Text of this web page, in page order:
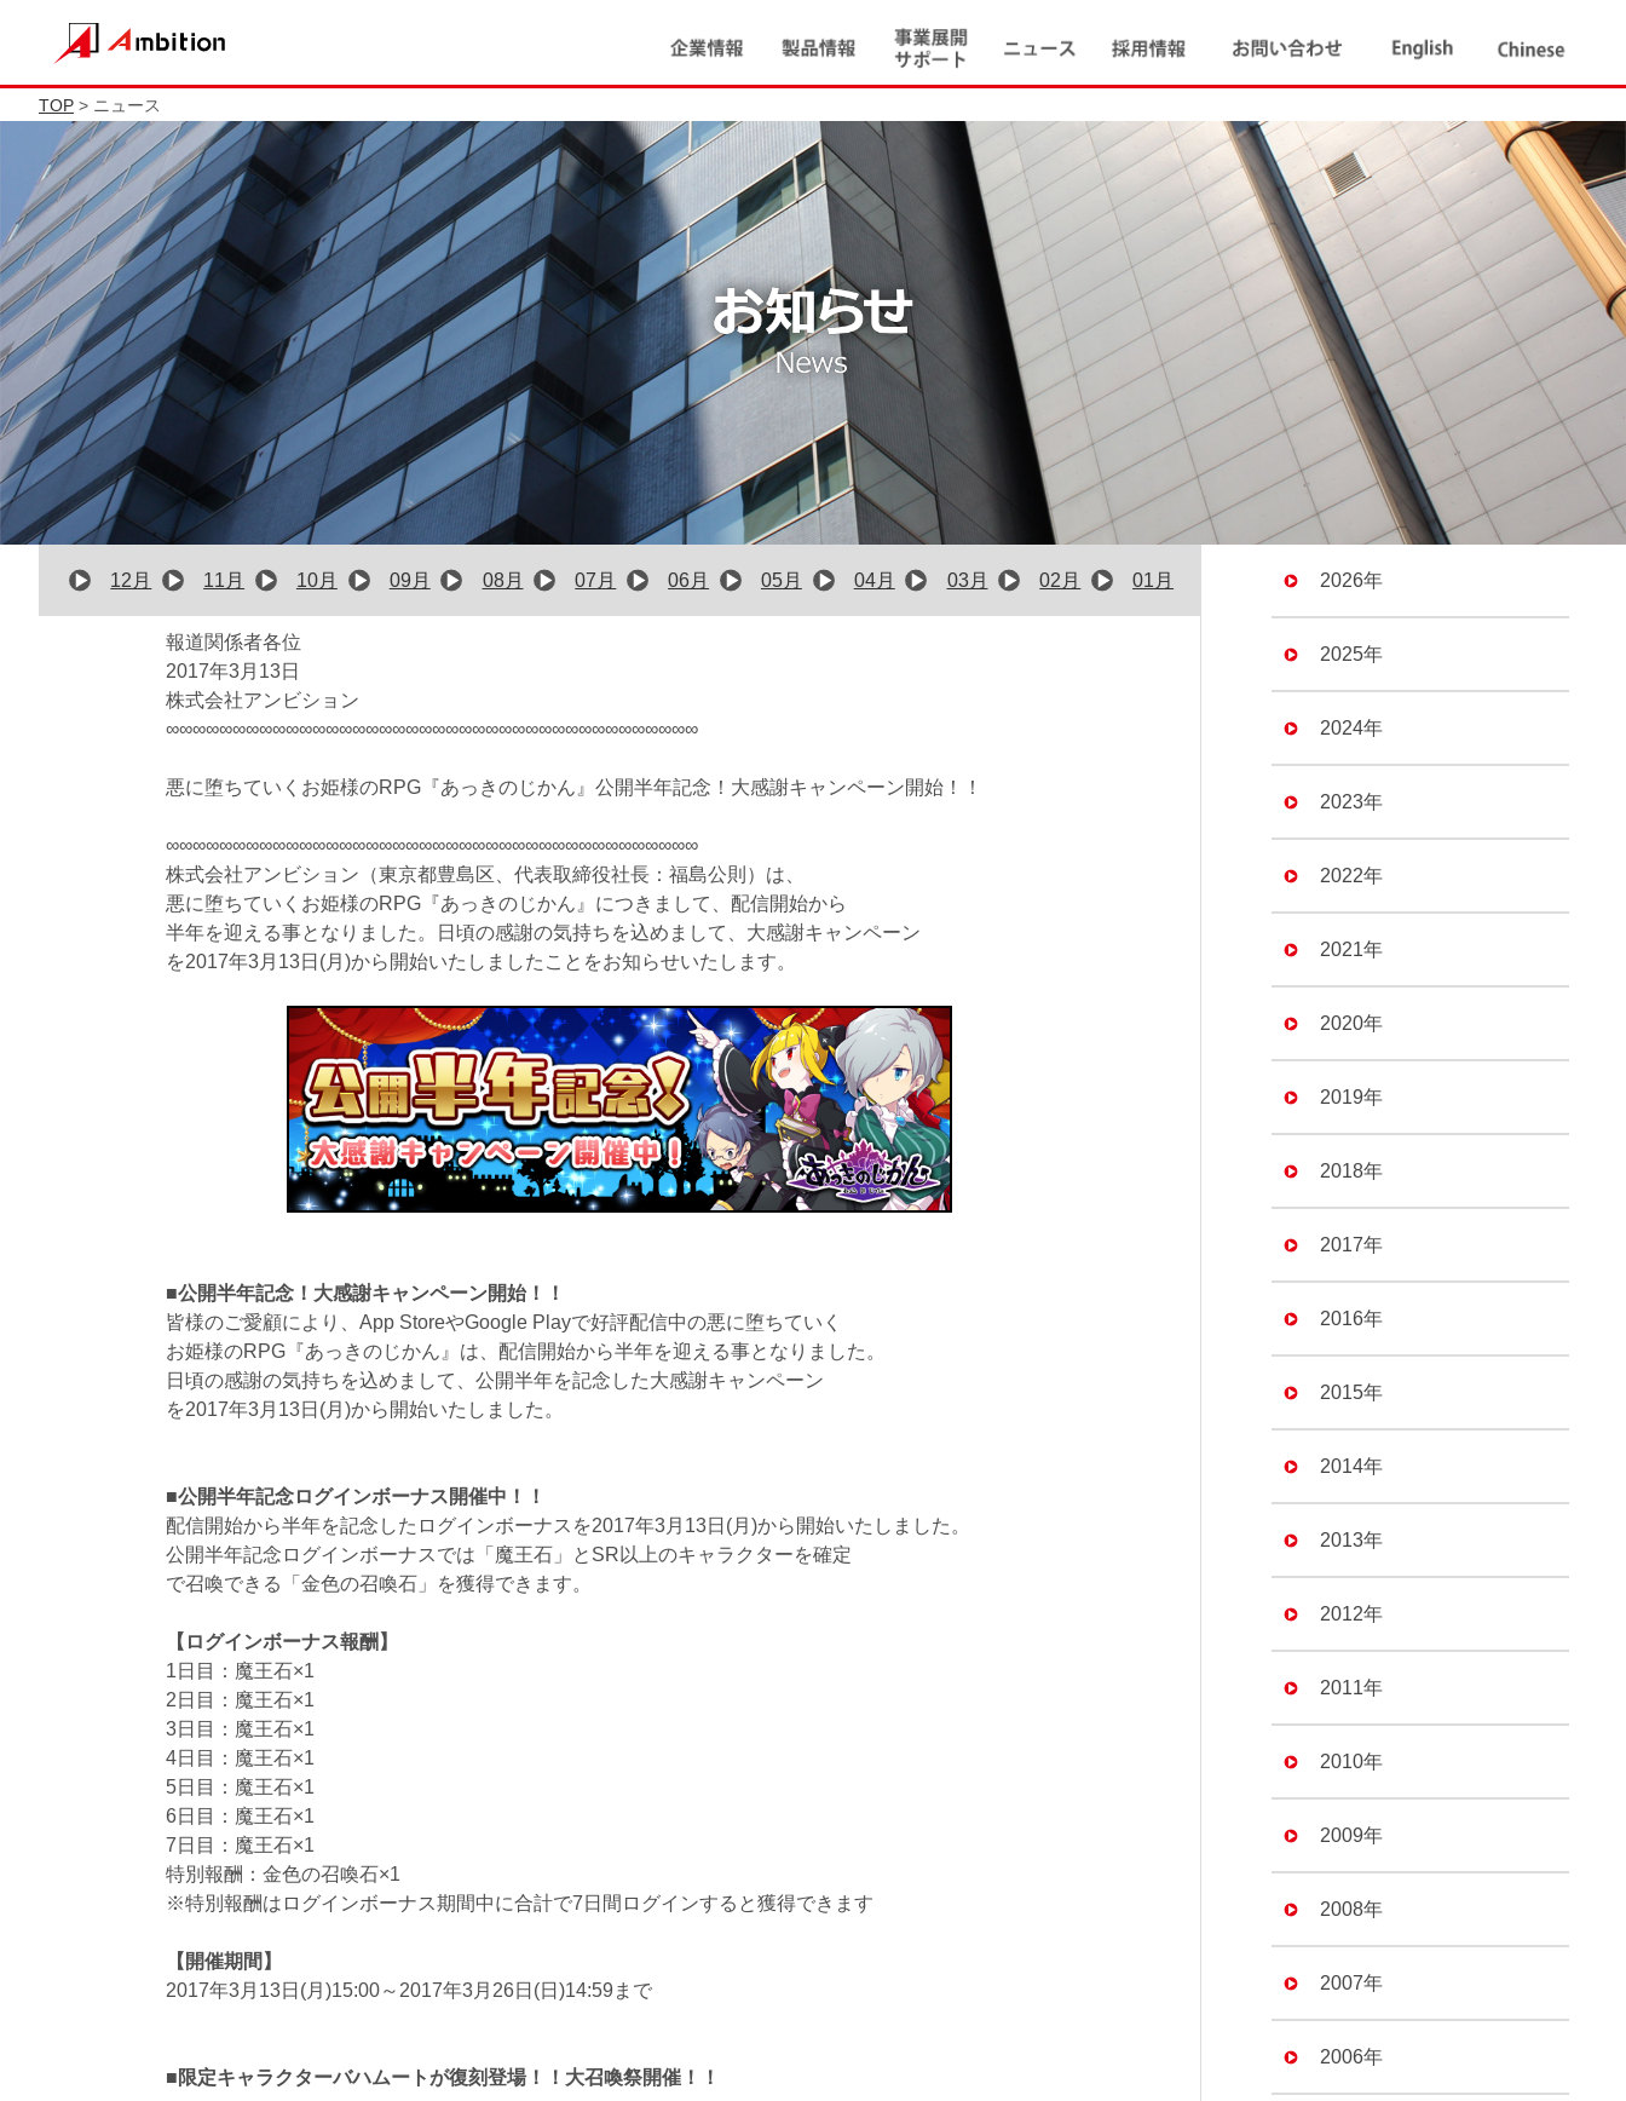
TOP > ニュース
12月 11月 10月 09月 08月 07月 06月 05月 04月 03月 02月 01月
報道関係者各位
2017年3月13日
株式会社アンビション
∞∞∞∞∞∞∞∞∞∞∞∞∞∞∞∞∞∞∞∞∞∞∞∞∞∞∞∞∞∞∞∞∞∞∞∞∞∞∞∞
悪に堕ちていくお姫様のRPG『あっきのじかん』公開半年記念！大感謝キャンペーン開始！！
∞∞∞∞∞∞∞∞∞∞∞∞∞∞∞∞∞∞∞∞∞∞∞∞∞∞∞∞∞∞∞∞∞∞∞∞∞∞∞∞
株式会社アンビション（東京都豊島区、代表取締役社長：福島公則）は、
悪に堕ちていくお姫様のRPG『あっきのじかん』につきまして、配信開始から
半年を迎える事となりました。日頃の感謝の気持ちを込めまして、大感謝キャンペーン
を2017年3月13日(月)から開始いたしましたことをお知らせいたします。
■公開半年記念！大感謝キャンペーン開始！！
皆様のご愛顧により、App StoreやGoogle Playで好評配信中の悪に堕ちていく
お姫様のRPG『あっきのじかん』は、配信開始から半年を迎える事となりました。
日頃の感謝の気持ちを込めまして、公開半年を記念した大感謝キャンペーン
を2017年3月13日(月)から開始いたしました。
■公開半年記念ログインボーナス開催中！！
配信開始から半年を記念したログインボーナスを2017年3月13日(月)から開始いたしました。
公開半年記念ログインボーナスでは「魔王石」とSR以上のキャラクターを確定
で召喚できる「金色の召喚石」を獲得できます。
【ログインボーナス報酬】
1日目：魔王石×1
2日目：魔王石×1
3日目：魔王石×1
4日目：魔王石×1
5日目：魔王石×1
6日目：魔王石×1
7日目：魔王石×1
特別報酬：金色の召喚石×1
※特別報酬はログインボーナス期間中に合計で7日間ログインすると獲得できます
【開催期間】
2017年3月13日(月)15:00～2017年3月26日(日)14:59まで
■限定キャラクターバハムートが復刻登場！！大召喚祭開催！！
2026年
2025年
2024年
2023年
2022年
2021年
2020年
2019年
2018年
2017年
2016年
2015年
2014年
2013年
2012年
2011年
2010年
2009年
2008年
2007年
2006年